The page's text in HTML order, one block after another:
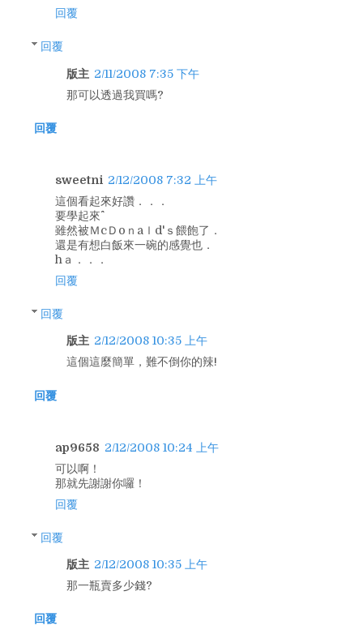
回覆
回覆
版主 2/11/2008 7:35 下午
那可以透過我買嗎?
回覆
sweetni 2/12/2008 7:32 上午
這個看起來好讚．．．
要學起來^^
雖然被ＭcＤoｎaｌd'ｓ餵飽了．
還是有想白飯來一碗的感覺也．
hａ．．．
回覆
回覆
版主 2/12/2008 10:35 上午
這個這麼簡單，難不倒你的辣!
回覆
ap9658 2/12/2008 10:24 上午
可以啊！
那就先謝謝你囉！
回覆
回覆
版主 2/12/2008 10:35 上午
那一瓶賣多少錢?
回覆